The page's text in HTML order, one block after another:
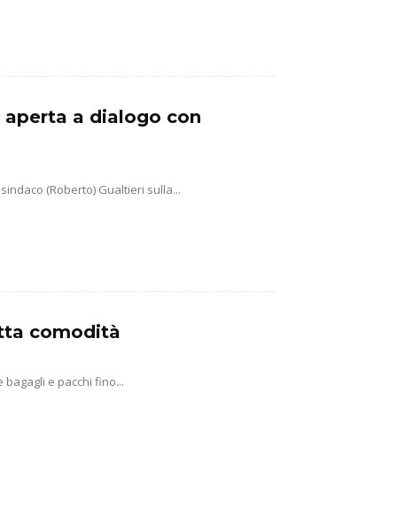
a dialogo con
(Roberto) Gualtieri sulla...
comodità
bagagli e pacchi fino...